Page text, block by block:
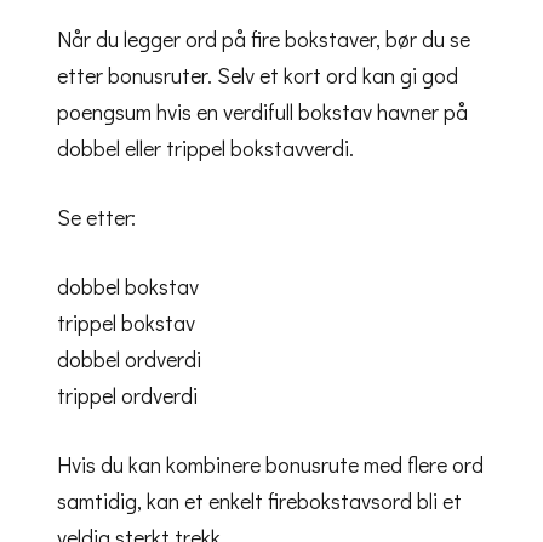
Når du legger ord på fire bokstaver, bør du se
etter bonusruter. Selv et kort ord kan gi god
poengsum hvis en verdifull bokstav havner på
dobbel eller trippel bokstavverdi.
Se etter:
dobbel bokstav
trippel bokstav
dobbel ordverdi
trippel ordverdi
Hvis du kan kombinere bonusrute med flere ord
samtidig, kan et enkelt firebokstavsord bli et